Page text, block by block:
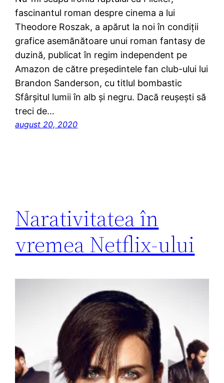
fascinantul roman despre cinema a lui
Theodore Roszak, a apărut la noi în condiții
grafice asemănătoare unui roman fantasy de
duzină, publicat în regim independent pe
Amazon de către președintele fan club-ului lui
Brandon Sanderson, cu titlul bombastic
Sfârșitul lumii în alb și negru. Dacă reușești să
treci de…
august 20, 2020
Narativitatea în
vremea Netflix-ului